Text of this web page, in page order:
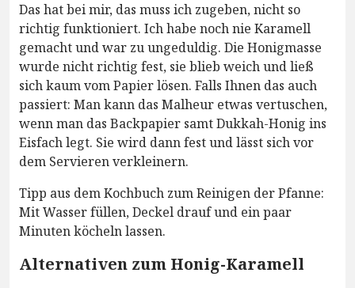
Das hat bei mir, das muss ich zugeben, nicht so
richtig funktioniert. Ich habe noch nie Karamell
gemacht und war zu ungeduldig. Die Honigmasse
wurde nicht richtig fest, sie blieb weich und ließ
sich kaum vom Papier lösen. Falls Ihnen das auch
passiert: Man kann das Malheur etwas vertuschen,
wenn man das Backpapier samt Dukkah-Honig ins
Eisfach legt. Sie wird dann fest und lässt sich vor
dem Servieren verkleinern.
Tipp aus dem Kochbuch zum Reinigen der Pfanne:
Mit Wasser füllen, Deckel drauf und ein paar
Minuten köcheln lassen.
Alternativen zum Honig-Karamell